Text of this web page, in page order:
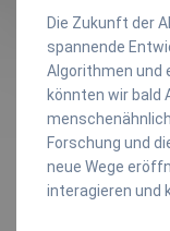
Die Zukunft der
spannende
Algorithmen und
könnten wir bald
Forschung und
neue Wege
interagieren und